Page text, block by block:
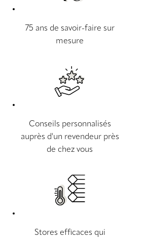
75 ans de savoir-faire sur
mesure
Conseils personnalisés
auprès d'un revendeur près
de chez vous
Stores efficaces qui